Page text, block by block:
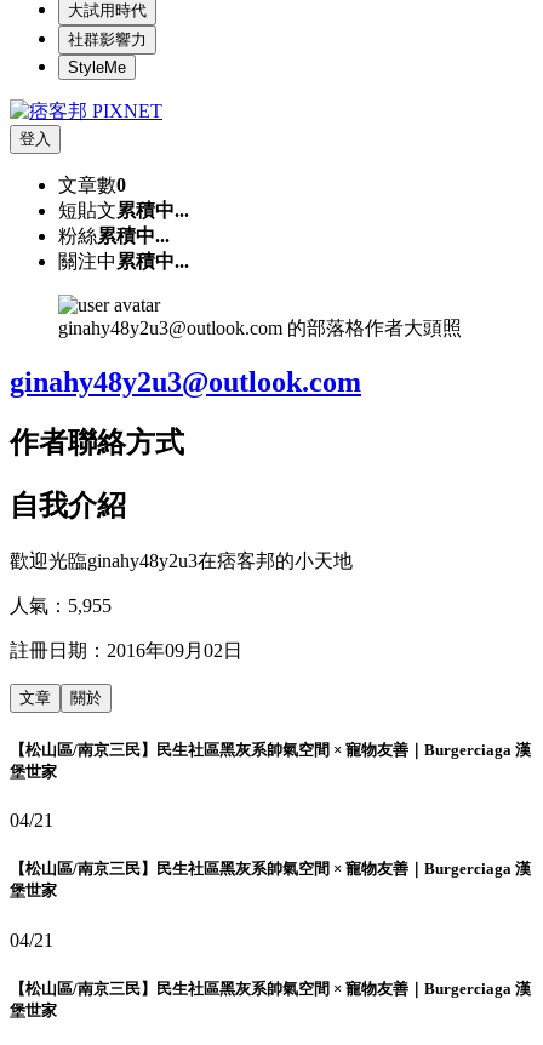
大試用時代
社群影響力
StyleMe
登入
文章數0
短貼文累積中...
粉絲累積中...
關注中 累積中...
ginahy48y2u3@outlook.com 的部落格作者大頭照
ginahy48y2u3@outlook.com
作者聯絡方式
自我介紹
歡迎光臨ginahy48y2u3在痞客邦的小天地
人氣： 5,955
註冊日期： 2016年09月02日
文章 關於
【松山區/南京三民】民生社區黑灰系帥氣空間 × 寵物友善｜Burgerciaga 漢
堡世家
04/21
【松山區/南京三民】民生社區黑灰系帥氣空間 × 寵物友善｜Burgerciaga 漢
堡世家
04/21
【松山區/南京三民】民生社區黑灰系帥氣空間 × 寵物友善｜Burgerciaga 漢
堡世家